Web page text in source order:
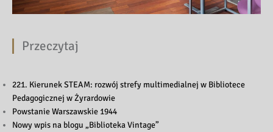
Przeczytaj
221. Kierunek STEAM: rozwój strefy multimedialnej w Bibliotece
Pedagogicznej w Żyrardowie
Powstanie Warszawskie 1944
Nowy wpis na blogu „Biblioteka Vintage”